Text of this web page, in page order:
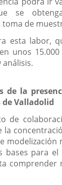
se
de
esta labor,
unos
la
de Valladolid
de
la
modelización
bases para
comprender